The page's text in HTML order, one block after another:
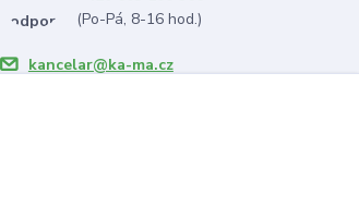
(Po-Pá, 8-16 hod.)
kancelar@ka-ma.cz